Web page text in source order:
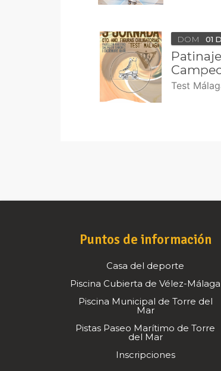
DOM 01
Test
Puntos de información
Casa del deporte
Piscina Cubierta de Vélez-Málaga
Piscina Municipal de Torre del
Mar
Pistas Paseo Marítimo de Torre
del Mar
Inscripciones